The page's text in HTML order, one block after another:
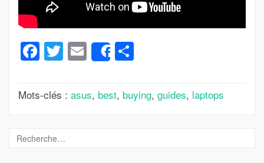
Facebook
Twitter
Email
Share
Mots-clés : asus, best, buying, guides, laptops